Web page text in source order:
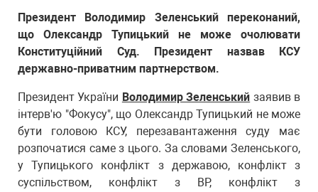
Президент Володимир Зеленський переконаний,
що Олександр Тупицький не може очолювати
Конституційний Суд. Президент назвав КСУ
державно-приватним партнерством.
Президент України Володимир Зеленський заявив в
інтерв'ю "Фокусу", що Олександр Тупицький не може
бути головою КСУ, перезавантаження суду має
розпочатися саме з цього. За словами Зеленського,
у Тупицького конфлікт з державою, конфлікт з
суспільством, конфлікт з ВР, конфлікт з